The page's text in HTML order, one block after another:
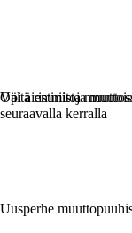
Opi aiemmista
seuraavalla kerralla
Uusperhe
Vältä ristiriitoja